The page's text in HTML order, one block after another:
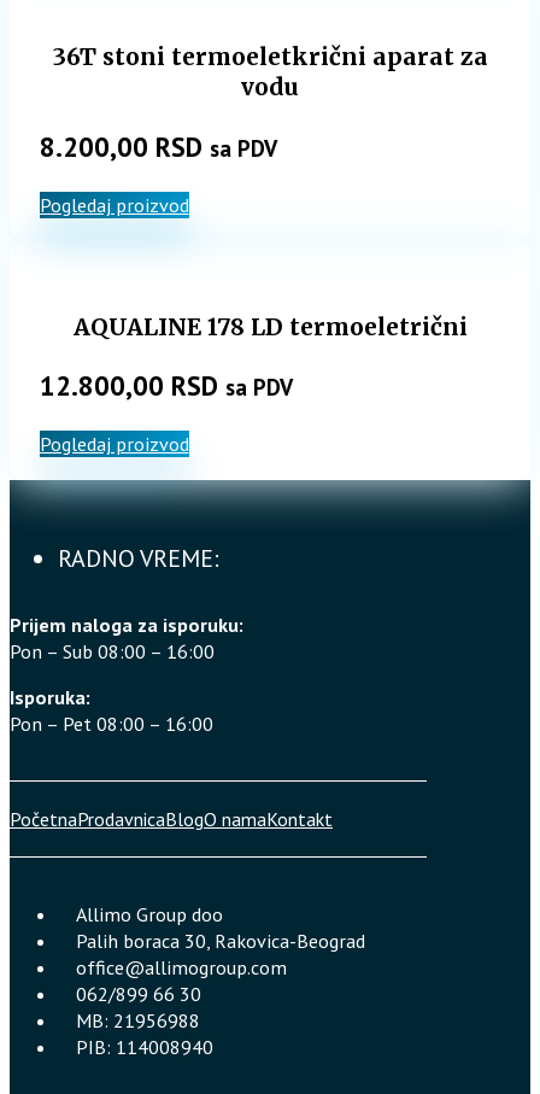
36T stoni termoeletkrični aparat za
vodu
8.200,00 RSD sa PDV
Pogledaj proizvod
AQUALINE 178 LD termoeletrični
12.800,00 RSD sa PDV
Pogledaj proizvod
RADNO VREME:
Prijem naloga za isporuku:
Pon – Sub 08:00 – 16:00
Isporuka:
Pon – Pet 08:00 – 16:00
PočetnaProdavnicaBlogO namaKontakt
Allimo Group doo
Palih boraca 30, Rakovica-Beograd
office@allimogroup.com
062/899 66 30
MB: 21956988
PIB: 114008940